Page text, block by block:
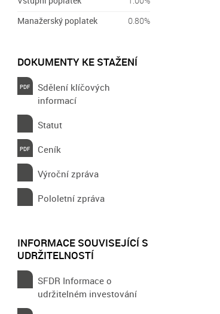
Manažerský poplatek
0.80%
DOKUMENTY KE STAŽENÍ
Sdělení klíčových
informací
Statut
Ceník
Výroční zpráva
Pololetní zpráva
INFORMACE SOUVISEJÍCÍ S
UDRŽITELNOSTÍ
SFDR Informace o
udržitelném investování